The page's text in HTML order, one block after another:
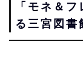
「モネ＆
る三宮図書